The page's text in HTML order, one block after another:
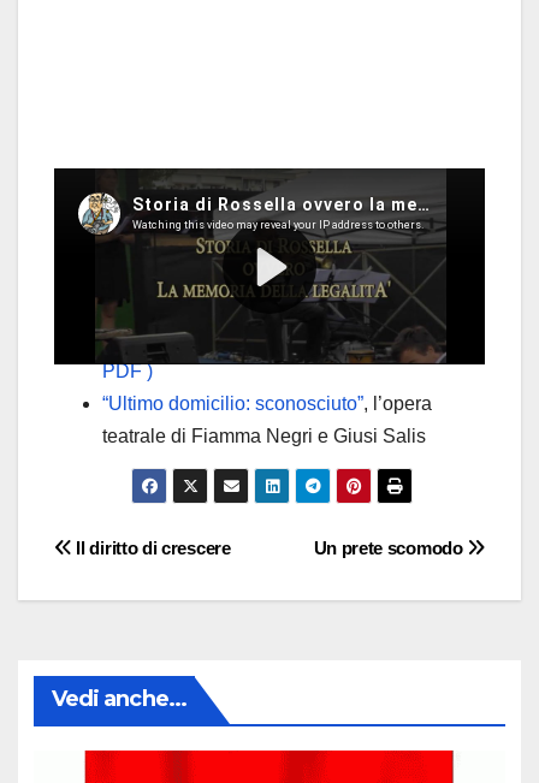
Alcuni link per approfondire e per riflettere
Da “La Nazione” del 26 giugno
Firenze ritrova il volto di Rossella
Casini: la foto nell’Archivio dell’Università
Da “Libera”:
Rossella Casini (documento
PDF )
“Ultimo domicilio: sconosciuto”, l’opera
teatrale di Fiamma Negri e Giusi Salis
Navigazione
articoli
Un prete scomodo
Il diritto di crescere
Vedi anche...